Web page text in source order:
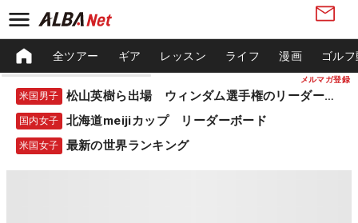
メルマガ登録
全ツアー ギア レッスン ライフ 漫画 ゴル
米国男子 松山英樹ら出場 ウィンダム選手権のリーダーボード
国内女子 北海道meijiカップ リーダーボード
米国女子 最新の世界ランキング